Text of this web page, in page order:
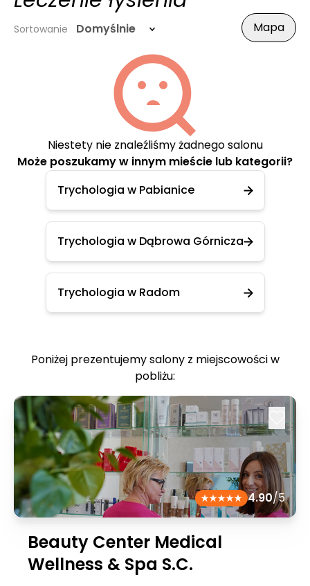
Sortowanie Domyślnie Mapa
Niestety nie znaleźliśmy żadnego salonu
Może poszukamy w innym mieście lub kategorii?
Trychologia w Pabianice
Trychologia w Dąbrowa Górnicza
Trychologia w Radom
Poniżej prezentujemy salony z miejscowości w
pobliżu:
4.90/5
Beauty Center Medical
Wellness & Spa S.C.